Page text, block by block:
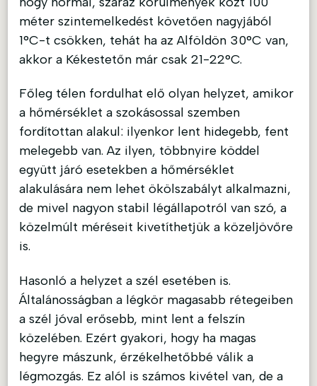
méter szintemelkedést követően nagyjából
1°C-t csökken, tehát ha az Alföldön 30°C van,
akkor a Kékestetőn már csak 21-22°C.
Főleg télen fordulhat elő olyan helyzet, amikor
a hőmérséklet a szokásossal szemben
fordítottan alakul: ilyenkor lent hidegebb, fent
melegebb van. Az ilyen, többnyire köddel
együtt járó esetekben a hőmérséklet
alakulására nem lehet ökölszabályt alkalmazni,
de mivel nagyon stabil légállapotról van szó, a
közelmúlt méréseit kivetíthetjük a közeljövőre
is.
Hasonló a helyzet a szél esetében is.
Általánosságban a légkör magasabb rétegeiben
a szél jóval erősebb, mint lent a felszín
közelében. Ezért gyakori, hogy ha magas
hegyre mászunk, érzékelhetőbbé válik a
légmozgás. Ez alól is számos kivétel van, de a